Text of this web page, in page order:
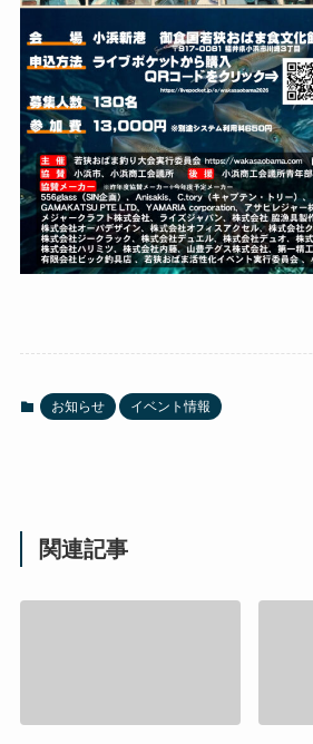
お知らせ イベント情報
関連記事